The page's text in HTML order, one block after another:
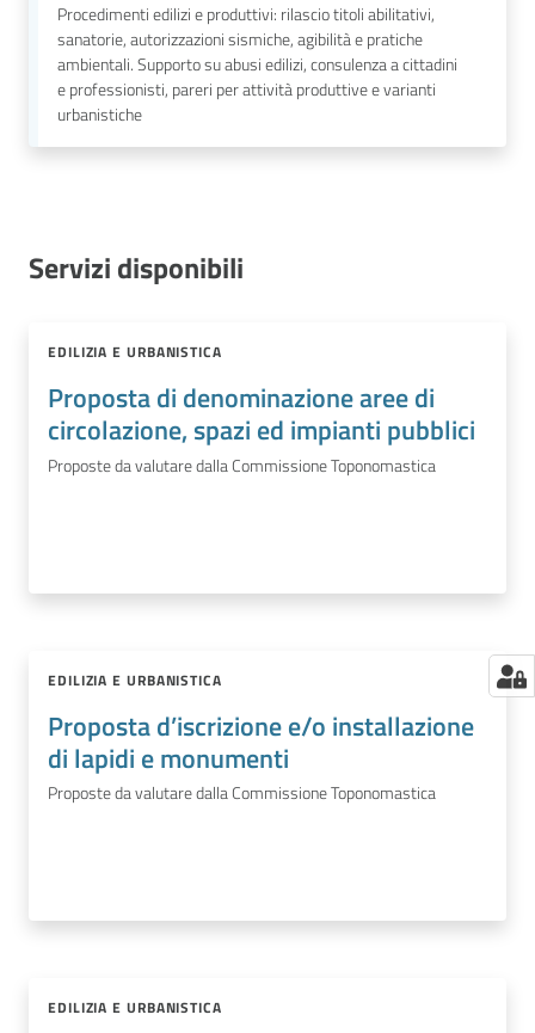
Procedimenti edilizi e produttivi: rilascio titoli abilitativi,
sanatorie, autorizzazioni sismiche, agibilità e pratiche
ambientali. Supporto su abusi edilizi, consulenza a cittadini
e professionisti, pareri per attività produttive e varianti
urbanistiche
Servizi disponibili
EDILIZIA E URBANISTICA
Proposta di denominazione aree di
circolazione, spazi ed impianti pubblici
Proposte da valutare dalla Commissione Toponomastica
EDILIZIA E URBANISTICA
Proposta d’iscrizione e/o installazione
di lapidi e monumenti
Proposte da valutare dalla Commissione Toponomastica
EDILIZIA E URBANISTICA